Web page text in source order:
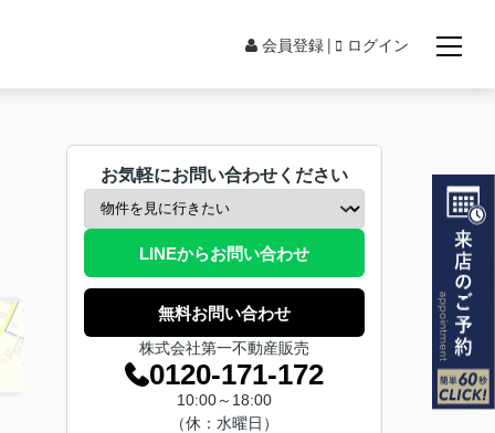
会員登録 ログイン
お気軽にお問い合わせください
LINEからお問い合わせ
無料お問い合わせ
株式会社第一不動産販売
0120-171-172
10:00～18:00
（休：水曜日）